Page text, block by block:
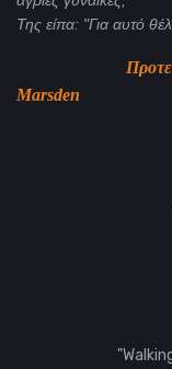
Της είπα: "Για αυτό
Marsden